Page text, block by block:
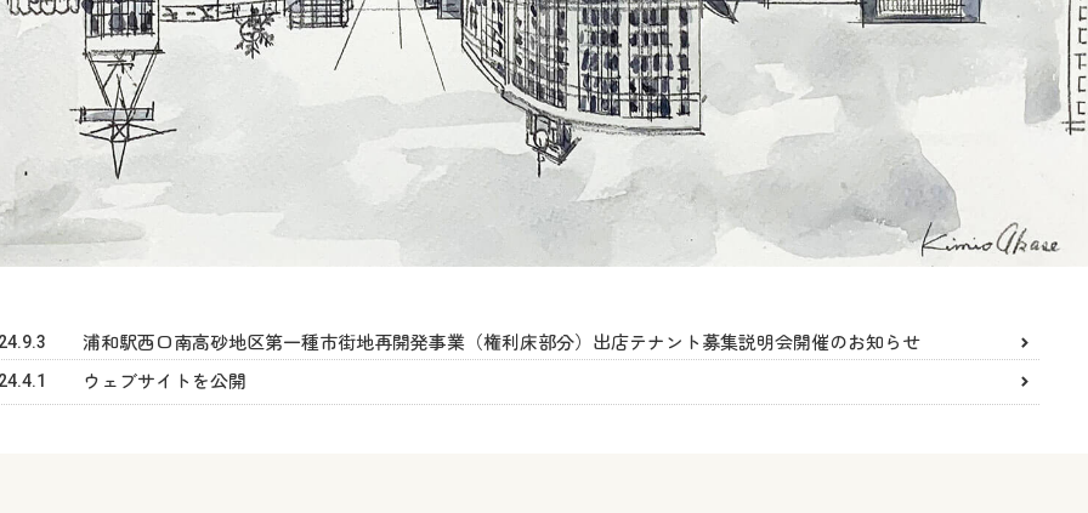
浦和駅西口南高砂地区第一種市街地再開発事業（権利床部分）出店テナント募集説明会開催のお知らせ
ウェブサイトを公開